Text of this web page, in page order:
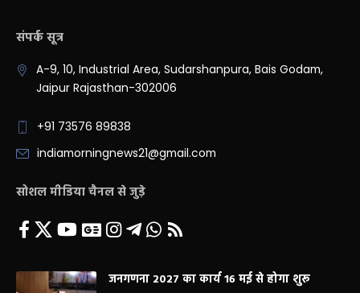
संपर्क सूत्र
A-9, 10, Industrial Area, Sudarshanpura, Bais Godam,
Jaipur Rajasthan-302006
+91 73576 89838
indiamorningnews21@gmail.com
सोशल मीडिया चैनल से जुड़े
जनगणना 2027 का कार्य 16 मई से होगा शुरू